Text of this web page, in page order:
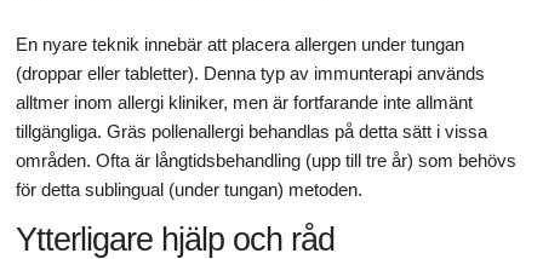
En nyare teknik innebär att placera allergen under tungan
(droppar eller tabletter). Denna typ av immunterapi används
alltmer inom allergi kliniker, men är fortfarande inte allmänt
tillgängliga. Gräs pollenallergi behandlas på detta sätt i vissa
områden. Ofta är långtidsbehandling (upp till tre år) som behövs
för detta sublingual (under tungan) metoden.
Ytterligare hjälp och råd